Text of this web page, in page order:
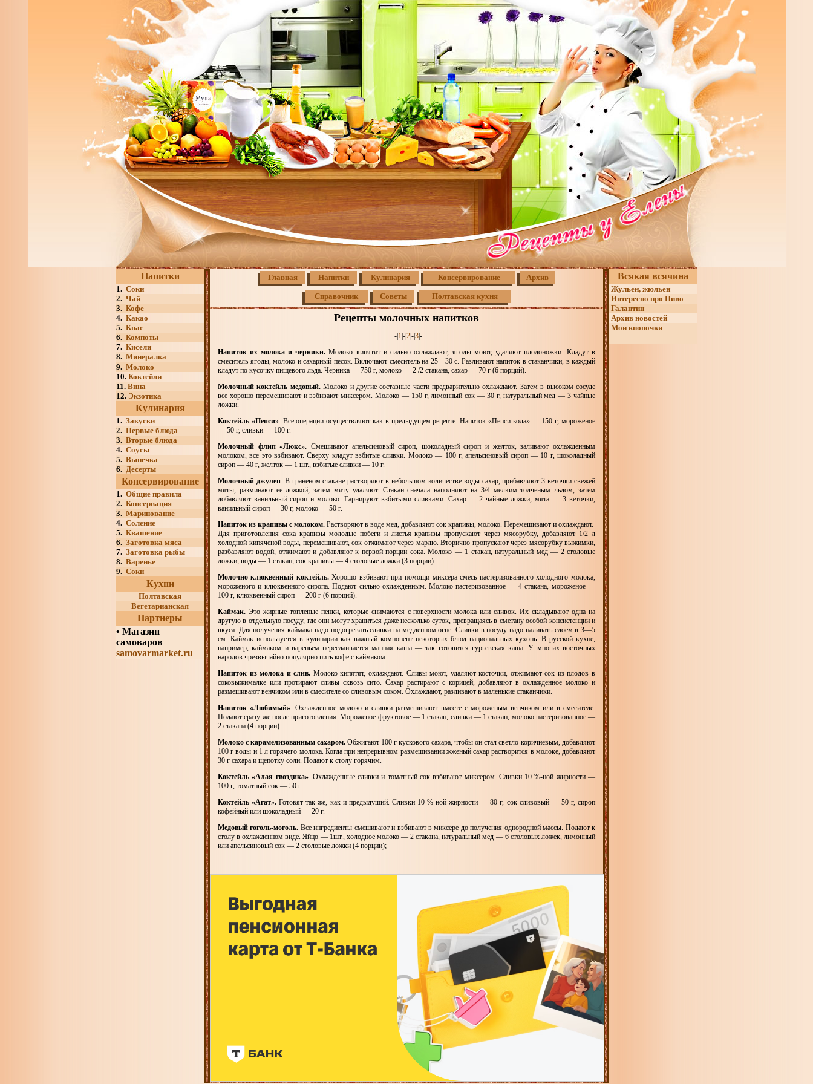
Напитки
1. Соки
2. Чай
3. Кофе
4. Какао
5. Квас
6. Компоты
7. Кисели
8. Минералка
9. Молоко
10. Коктейли
11. Вина
12. Экзотика
Кулинария
1. Закуски
2. Первые блюда
3. Вторые блюда
4. Соусы
5. Выпечка
6. Десерты
Консервирование
1. Общие правила
2. Консервация
3. Маринование
4. Соление
5. Квашение
6. Заготовка мяса
7. Заготовка рыбы
8. Варенье
9. Соки
Кухни
Полтавская
Вегетарианская
Партнеры
• Магазин
самоваров
samovarmarket.ru
Главная Напитки Кулинария Консервирование Архив
Справочник Советы Полтавская кухня
Рецепты молочных напитков
-| 1 |-|2|-|3|-
Напиток из молока и черники. Молоко кипятят и сильно охлаждают, ягоды моют, удаляют плодоножки. Кладут в
смеситель ягоды, молоко и сахарный песок. Включают смеситель на 25—30 с. Разливают напиток в стаканчики, в каждый
кладут по кусочку пищевого льда. Черника — 750 г, молоко — 2 /2 стакана, сахар — 70 г (6 порций).
Молочный коктейль медовый.Молоко и другие составные части предварительно охлаждают. Затем в высоком сосуде
все хорошо перемешивают и взбивают миксером. Молоко — 150 г, лимонный сок — 30 г, натуральный мед — 3 чайные
ложки.
Коктейль «Пепси». Все операции осуществляют как в предыдущем рецепте. Напиток «Пепси-кола» — 150 г, мороженое
— 50 г, сливки — 100 г.
Молочный флип «Люкс». Смешивают апельсиновый сироп, шоколадный сироп и желток, заливают охлажденным
молоком, все это взбивают. Сверху кладут взбитые сливки. Молоко — 100 г, апельсиновый сироп — 10 г, шоколадный
сироп — 40 г, желток — 1 шт., взбитые сливки — 10 г.
Молочный джулеп. В граненом стакане растворяют в небольшом количестве воды сахар, прибавляют 3 веточки свежей
мяты, разминают ее ложкой, затем мяту удаляют. Стакан сначала наполняют на 3/4 мелким толченым льдом, затем
добавляют ванильный сироп и молоко. Гарнируют взбитыми сливками. Сахар — 2 чайные ложки, мята — 3 веточки,
ванильный сироп — 30 г, молоко — 50 г.
Напиток из крапивы с молоком. Растворяют в воде мед, добавляют сок крапивы, молоко. Перемешивают и охлаждают.
Для приготовления сока крапивы молодые побеги и листья крапивы пропускают через мясорубку, добавляют 1/2 л
холодной кипяченой воды, перемешивают, сок отжимают через марлю. Вторично пропускают через мясорубку выжимки,
разбавляют водой, отжимают и добавляют к первой порции сока. Молоко — 1 стакан, натуральный мед — 2 столовые
ложки, воды — 1 стакан, сок крапивы — 4 столовые ложки (3 порции).
Молочно-клюквенный коктейль.Хорошо взбивают при помощи миксера смесь пастеризованного холодного молока,
мороженого и клюквенного сиропа. Подают сильно охлажденным. Молоко пастеризованное — 4 стакана, мороженое —
100 г, клюквенный сироп — 200 г (6 порций).
Каймак. Это жирные топленые пенки, которые снимаются с поверхности молока или сливок. Их складывают одна на
другую в отдельную посуду, где они могут храниться даже несколько суток, превращаясь в сметану особой консистенции и
вкуса. Для получения каймака надо подогревать сливки на медленном огне. Сливки в посуду надо наливать слоем в 3—5
см. Каймак используется в кулинарии как важный компонент некоторых блюд национальных кухонь. В русской кухне,
например, каймаком и вареньем переслаивается манная каша — так готовится гурьевская каша. У многих восточных
народов чрезвычайно популярно пить кофе с каймаком.
Напиток из молока и слив. Молоко кипятят, охлаждают. Сливы моют, удаляют косточки, отжимают сок из плодов в
соковыжималке или протирают сливы сквозь сито. Сахар растирают с корицей, добавляют в охлажденное молоко и
размешивают венчиком или в смесителе со сливовым соком. Охлаждают, разливают в маленькие стаканчики.
Напиток «Любимый». Охлажденное молоко и сливки размешивают вместе с мороженым венчиком или в смесителе.
Подают сразу же после приготовления. Мороженое фруктовое — 1 стакан, сливки — 1 стакан, молоко пастеризованное —
2 стакана (4 порции).
Молоко с карамелизованным сахаром. Обжигают 100 г кускового сахара, чтобы он стал светло-коричневым, добавляют
100 г воды и 1 л горячего молока. Когда при непрерывном размешивании жженый сахар растворится в молоке, добавляют
30 г сахара и щепотку соли. Подают к столу горячим.
Коктейль «Алая гвоздика». Охлажденные сливки и томатный сок взбивают миксером. Сливки 10 %-ной жирности —
100 г, томатный сок — 50 г.
Коктейль «Агат». Готовят так же, как и предыдущий. Сливки 10 %-ной жирности — 80 г, сок сливовый — 50 г, сироп
кофейный или шоколадный — 20 г.
Медовый гоголь-моголь. Все ингредиенты смешивают и взбивают в миксере до получения однородной массы. Подают к
столу в охлажденном виде. Яйцо — 1шт., холодное молоко — 2 стакана, натуральный мед — 6 столовых ложек, лимонный
или апельсиновый сок — 2 столовые ложки (4 порции);
Всякая всячина
Жульен, жюльен
Интересно про Пиво
Галантин
Архив новостей
Мои кнопочки